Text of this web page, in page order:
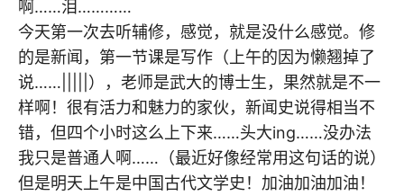
啊……泪…………
今天第一次去听辅修，感觉，就是没什么感觉。修
的是新闻，第一节课是写作（上午的因为懒翘掉了
说……|||||），老师是武大的博士生，果然就是不一
样啊！很有活力和魅力的家伙，新闻史说得相当不
错，但四个小时这么上下来……头大ing……没办法
我只是普通人啊……（最近好像经常用这句话的说）
但是明天上午是中国古代文学史！加油加油加油！